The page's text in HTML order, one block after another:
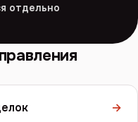
отдельно
→